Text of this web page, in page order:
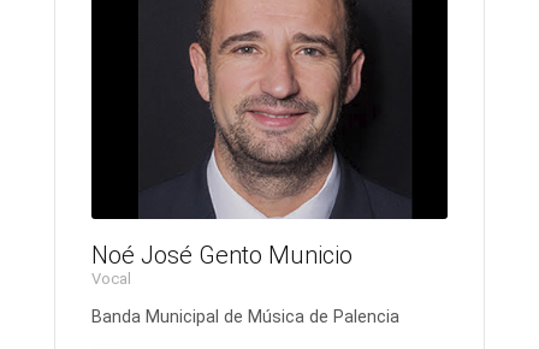
Noé José Gento Municio
Vocal
Banda Municipal de Música de Palencia